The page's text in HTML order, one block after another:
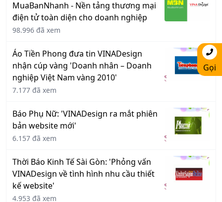
MuaBanNhanh - Nền tảng thương mại
điện tử toàn diện cho doanh nghiệp
98.996 đã xem
Áo Tiền Phong đưa tin VINADesign
nhận cúp vàng 'Doanh nhân – Doanh
nghiệp Việt Nam vàng 2010'
7.177 đã xem
Báo Phụ Nữ: 'VINADesign ra mắt phiên
bản website mới'
6.157 đã xem
Thời Báo Kinh Tế Sài Gòn: 'Phỏng vấn
VINADesign về tình hình nhu cầu thiết
kế website'
4.953 đã xem
Gọi